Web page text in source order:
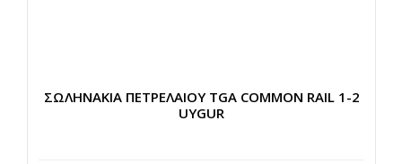
ΣΩΛΗΝΑΚΙΑ ΠΕΤΡΕΛΑΙΟΥ TGA COMMON RAIL 1-2
UYGUR